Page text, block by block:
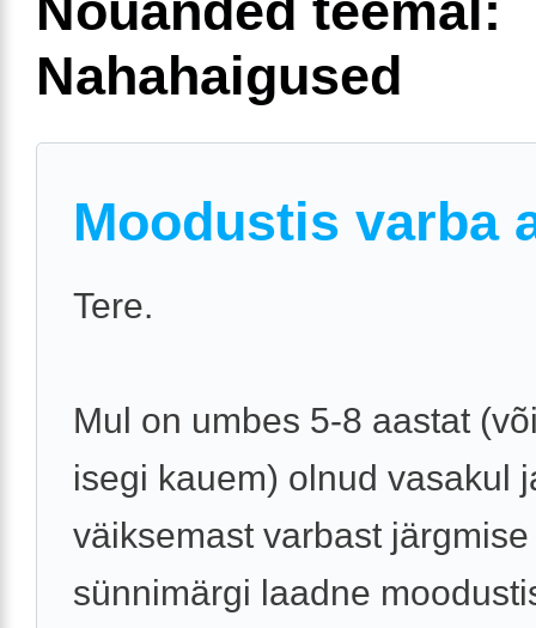
Nahahaigused
Moodustis varba
Tere.
Mul on umbes 5-8 aastat
isegi kauem) olnud vasakul
väiksemast varbast
sünnimärgi laadne